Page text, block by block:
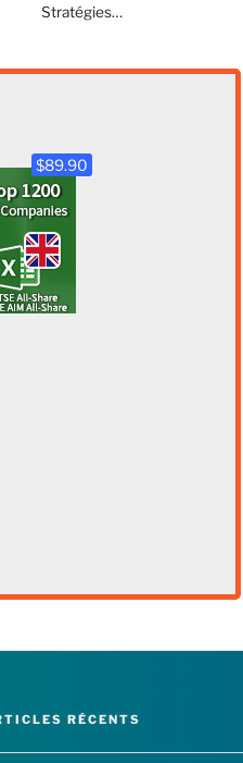
Stratégies…
$89.90
RÉCENTS